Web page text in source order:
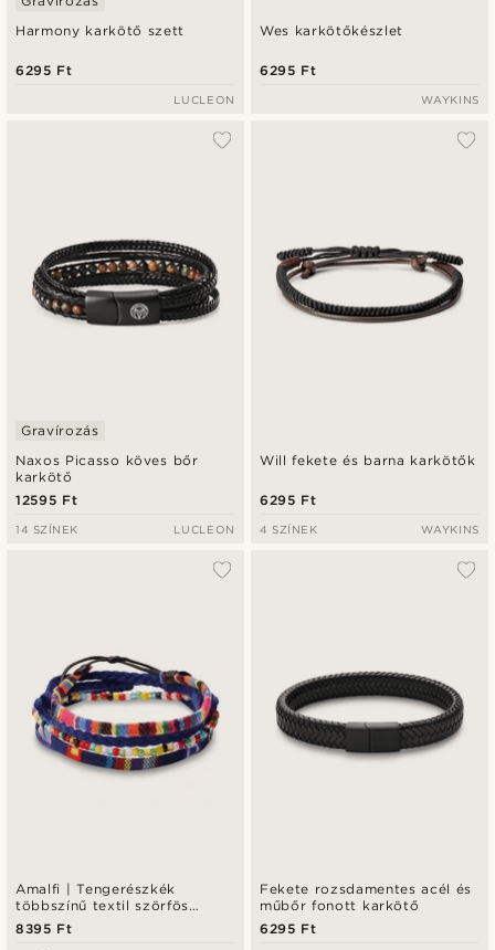
Harmony karkötő szett
6295 Ft
LUCLEON
Wes karkötőkészlet
6295 Ft
WAYKINS
Naxos Picasso köves bőr
karkötő
Gravírozás
12595 Ft
14 SZÍNEK LUCLEON
Will fekete és barna karkötők
6295 Ft
4 SZÍNEK WAYKINS
Amalfi | Tengerészkék
többszínű textil szörfös
karkötő
8395 Ft
Fekete rozsdamentes acél és
műbőr fonott karkötő
6295 Ft